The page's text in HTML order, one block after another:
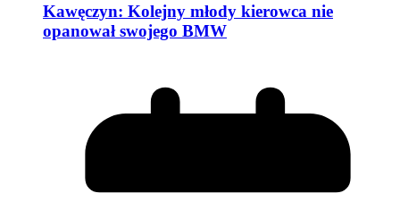
Kawęczyn: Kolejny młody kierowca nie
opanował swojego BMW